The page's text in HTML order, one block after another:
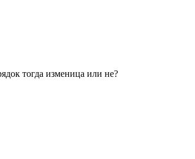
тогда изменица или не?